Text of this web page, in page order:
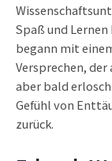
Spaß und
begann mit
Versprechen,
aber bald
Gefühl von
zurück.